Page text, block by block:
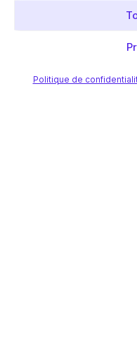
Politique de
référencement de